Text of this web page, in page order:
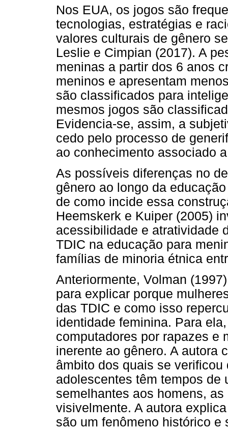
Nos EUA, os jogos são
tecnologias, estratégias e
valores culturais de gênero
Leslie e Cimpian (2017). A
meninas a partir dos 6 anos
meninos e apresentam
são classificados para
mesmos jogos são
Evidencia-se, assim, a
cedo pelo processo de
ao conhecimento associado
As possíveis diferenças no
gênero ao longo da
de como incide essa
Heemskerk e Kuiper (2005)
acessibilidade e atratividade
TDIC na educação para
famílias de minoria étnica
Anteriormente, Volman
para explicar porque
das TDIC e como isso
identidade feminina. Para
computadores por rapazes e
inerente ao gênero. A autora
âmbito dos quais se
adolescentes têm tempos de
semelhantes aos homens,
visivelmente. A autora
são um fenômeno histórico e